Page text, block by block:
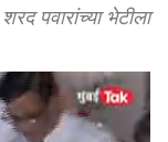
पवारांच्या भेटीला